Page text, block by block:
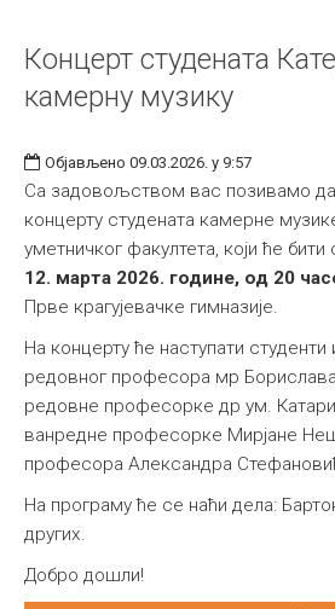
Концерт студената
камерну музику
Објављено 09.03.2026. у 9:57
Са задовољством вас позивамо да
концерту студената камерне
уметничког факултета, који ће
12. марта 2026. године, од 20
Прве крагујевачке гимназије.
На концерту ће наступати студенти
редовног професора мр
редовне професорке др ум.
ванредне професорке Мирјане
професора Александра
На програму ће се наћи дела:
других.
Добро дошли!